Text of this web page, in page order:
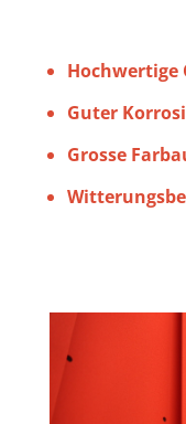
Hochwertige
Guter
Grosse